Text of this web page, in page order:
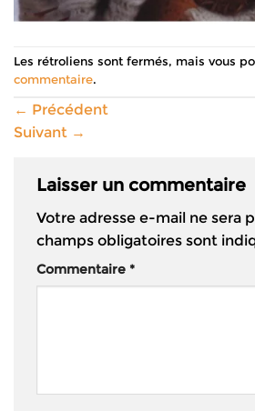
Les rétroliens sont fermés, mais vous
commentaire.
← Précédent
Suivant →
Laisser un commentaire
Votre adresse e-mail ne sera
champs obligatoires sont
Commentaire *